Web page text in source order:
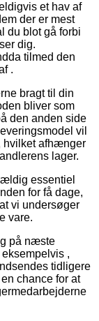
et hav af
der er mest
du blot gå forbi
dig.
tilmed den
.
bragt til din
bliver som
den anden side
vil
hvilket afhænger
lager.
essentiel
for få dage,
vi undersøger
vare.
på næste
,
tidligere
chance for at